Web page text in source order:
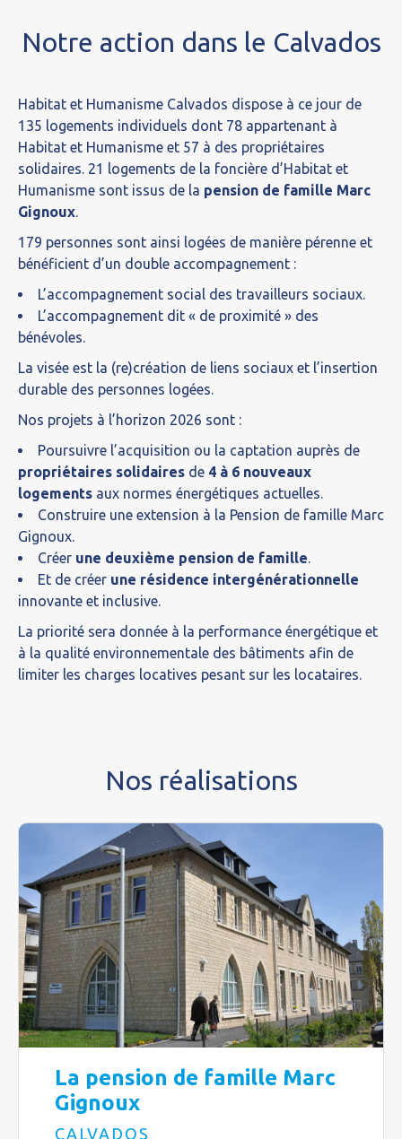
Notre action dans le Calvados
Habitat et Humanisme Calvados dispose à ce jour de
135 logements individuels dont 78 appartenant à
Habitat et Humanisme et 57 à des propriétaires
solidaires. 21 logements de la foncière d’Habitat et
Humanisme sont issus de la pension de famille Marc
Gignoux.
179 personnes sont ainsi logées de manière pérenne et
bénéficient d’un double accompagnement :
L’accompagnement social des travailleurs sociaux.
L’accompagnement dit « de proximité » des
bénévoles.
La visée est la (re)création de liens sociaux et l’insertion
durable des personnes logées.
Nos projets à l’horizon 2026 sont :
Poursuivre l’acquisition ou la captation auprès de
propriétaires solidaires de 4 à 6 nouveaux
logements aux normes énergétiques actuelles.
Construire une extension à la Pension de famille Marc
Gignoux.
Créer une deuxième pension de famille.
Et de créer une résidence intergénérationnelle
innovante et inclusive.
La priorité sera donnée à la performance énergétique et
à la qualité environnementale des bâtiments afin de
limiter les charges locatives pesant sur les locataires.
Nos réalisations
La pension de famille Marc
Gignoux
CALVADOS